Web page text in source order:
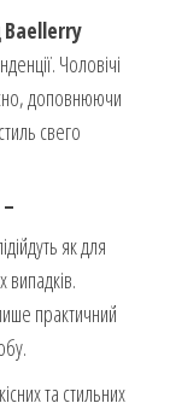
Baellerry
Чоловічі
доповнюючи
свего
як для
випадків.
практичний
та стильних